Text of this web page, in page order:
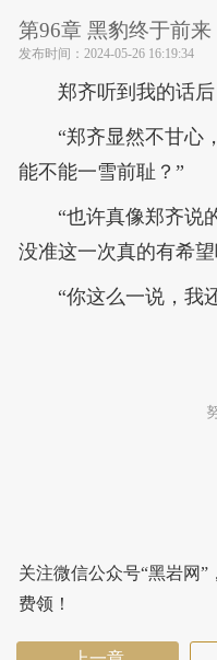
第96章 黑豹终于前来
发布时间： 2024-05-26 16:19:34
郑齐听到我的话
“郑齐显然不甘心
能不能一雪前耻？”
“也许真像郑齐说
没准这一次真的有希望
“你这么一说，我
关注微信公众号“黑岩网
费领！